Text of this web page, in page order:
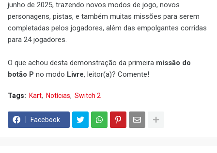
junho de 2025, trazendo novos modos de jogo, novos
personagens, pistas, e também muitas missões para serem
completadas pelos jogadores, além das empolgantes corridas
para 24 jogadores.
O que achou desta demonstração da primeira missão do
botão P no modo Livre, leitor(a)? Comente!
Tags: Kart Notícias Switch 2
Facebook